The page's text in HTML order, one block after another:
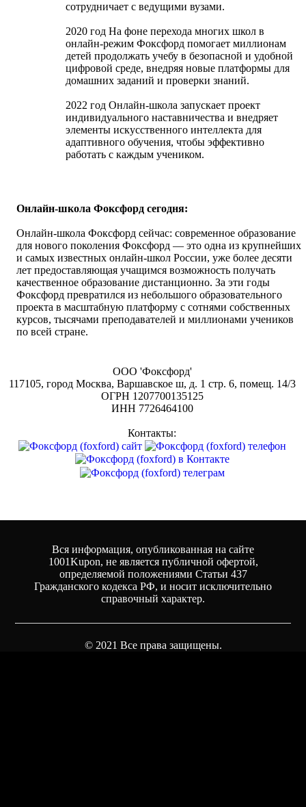
сотрудничает с ведущими вузами.
2020 год На фоне перехода многих школ в
онлайн-режим Фоксфорд помогает миллионам
детей продолжать учебу в безопасной и удобной
цифровой среде, внедряя новые платформы для
домашних заданий и проверки знаний.
2022 год Онлайн-школа запускает проект
индивидуального наставничества и внедряет
элементы искусственного интеллекта для
адаптивного обучения, чтобы эффективно
работать с каждым учеником.
Онлайн-школа Фоксфорд сегодня:
Онлайн-школа Фоксфорд сейчас: современное образование
для нового поколения Фоксфорд — это одна из крупнейших
и самых известных онлайн-школ России, уже более десяти
лет предоставляющая учащимся возможность получать
качественное образование дистанционно. За эти годы
Фоксфорд превратился из небольшого образовательного
проекта в масштабную платформу с сотнями собственных
курсов, тысячами преподавателей и миллионами учеников
по всей стране.
ООО 'Фоксфорд'
117105, город Москва, Варшавское ш, д. 1 стр. 6, помещ. 14/3
ОГРН 1207700135125
ИНН 7726464100
Контакты:
Вся информация, опубликованная на сайте
1001Kupon, не является публичной офертой,
определяемой положениями Статьи 437
Гражданского кодекса РФ, и носит исключительно
справочный характер.
© 2021 Все права защищены.